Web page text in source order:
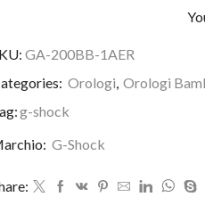
GA-200BB-1AER
Orologi, Orologi
g-shock
G-Shock